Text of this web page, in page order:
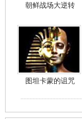
朝鲜战场大逆转
图坦卡蒙的诅咒